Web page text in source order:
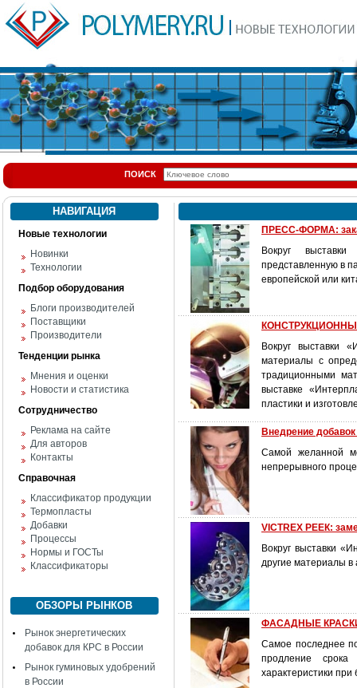
ПОИСК
НАВИГАЦИЯ
Новые технологии
Новинки
Технологии
Подбор оборудования
Блоги производителей
Поставщики
Производители
Тенденции рынка
Мнения и оценки
Новости и статистика
Сотрудничество
Реклама на сайте
Для авторов
Контакты
Справочная
Классификатор продукции
Термопласты
Добавки
Процессы
Нормы и ГОСТы
Классификаторы
ОБЗОРЫ РЫНКОВ
Рынок энергетических
добавок для КРС в России
Рынок гуминовых удобрений
в России
ПРЕСС-ФОРМА:
Вокруг выставки
представленную в
европейской или
КОНСТРУКЦИОННЫЕ
Вокруг выставки
материалы с
традиционными
выставке
пластики и
Внедрение
Самой желанной
непрерывного
VICTREX РЕЕК:
Вокруг выставки
другие материалы в
ФАСАДНЫЕ КРАСКИ:
Самое последнее
продление срока
характеристики